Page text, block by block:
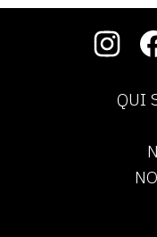
QUI